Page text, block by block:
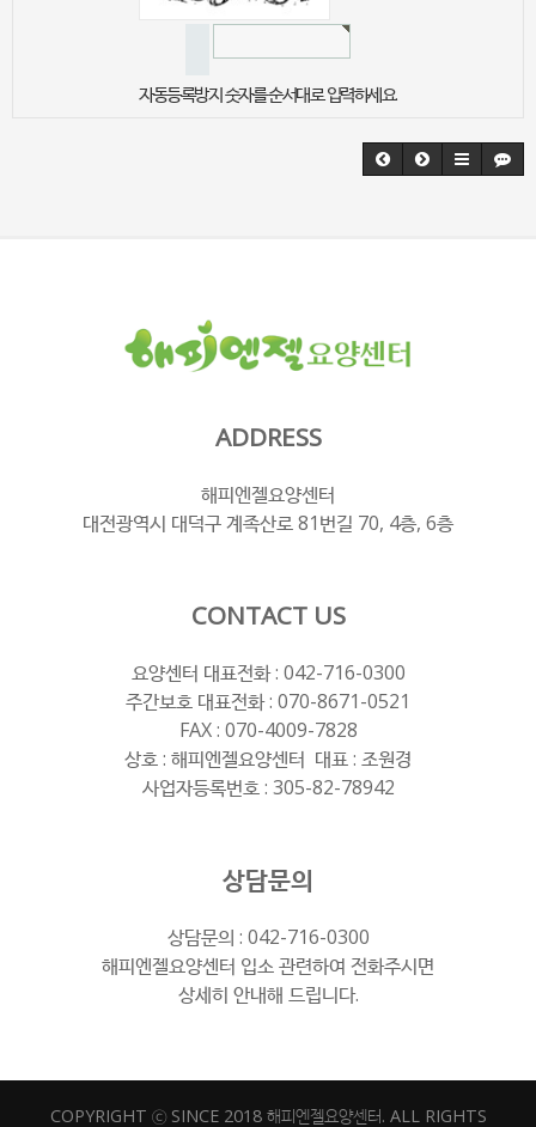
자동등록방지 숫자를 순서대로 입력하세요.
ADDRESS
해피엔젤요양센터
대전광역시 대덕구 계족산로 81번길 70, 4층, 6층
CONTACT US
요양센터 대표전화 : 042-716-0300
주간보호 대표전화 : 070-8671-0521
FAX : 070-4009-7828
상호 : 해피엔젤요양센터 대표 : 조원경
사업자등록번호 : 305-82-78942
상담문의
상담문의 : 042-716-0300
해피엔젤요양센터 입소 관련하여 전화주시면
상세히 안내해 드립니다.
COPYRIGHT ⓒ SINCE 2018 해피엔젤요양센터. ALL RIGHTS